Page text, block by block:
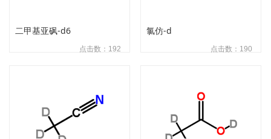
二甲基亚砜-d6
点击数：192
氯仿-d
点击数：190